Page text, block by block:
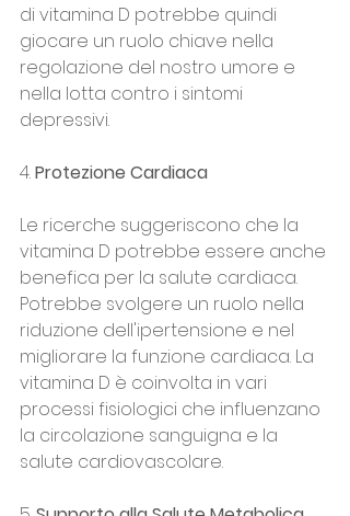
di vitamina D potrebbe quindi
giocare un ruolo chiave nella
regolazione del nostro umore e
nella lotta contro i sintomi
depressivi.
4. Protezione Cardiaca
Le ricerche suggeriscono che la
vitamina D potrebbe essere anche
benefica per la salute cardiaca.
Potrebbe svolgere un ruolo nella
riduzione dell'ipertensione e nel
migliorare la funzione cardiaca. La
vitamina D è coinvolta in vari
processi fisiologici che influenzano
la circolazione sanguigna e la
salute cardiovascolare.